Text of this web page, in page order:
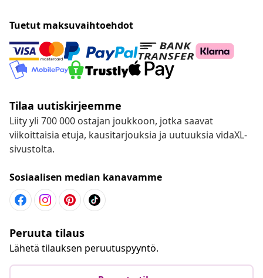
Nauti elämästä edullisemmin
Tuetut maksuvaihtoehdot
Tilaa uutiskirjeemme
viikoittaisia etuja, kausitarjouksia ja uutuuksia vidaXL-
sivustolta.
Sosiaalisen median kanavamme
Peruuta tilaus